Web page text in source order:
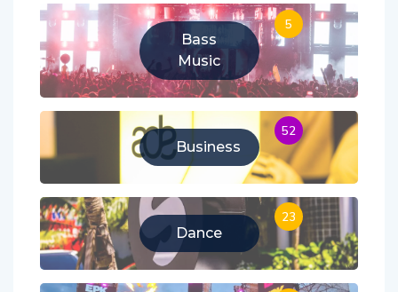
Bass
Music
5
Business
52
Dance
23